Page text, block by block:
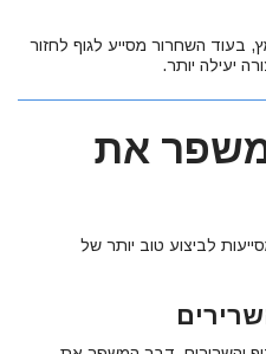
בעוד השחרור מסייע לגוף לחזור
יעילה יותר.
משפר את
לביצוע טוב יותר של